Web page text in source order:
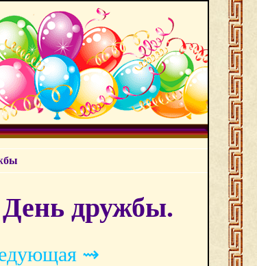
дружбы.
⇝